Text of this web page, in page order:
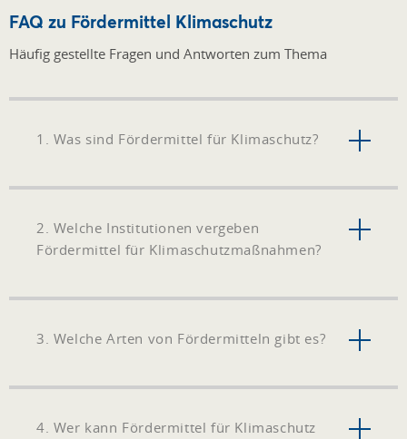
FAQ zu Fördermittel Klimaschutz
Häufig gestellte Fragen und Antworten zum Thema
1. Was sind Fördermittel für Klimaschutz?
2. Welche Institutionen vergeben
Fördermittel für Klimaschutzmaßnahmen?
3. Welche Arten von Fördermitteln gibt es?
4. Wer kann Fördermittel für Klimaschutz